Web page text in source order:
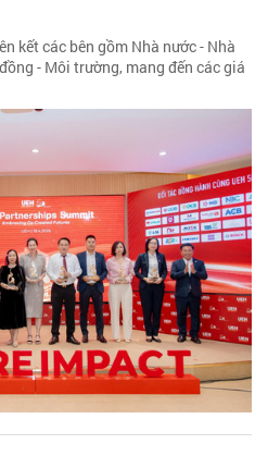
kết các bên gồm Nhà nước - Nhà
- Môi trường, mang đến các giá